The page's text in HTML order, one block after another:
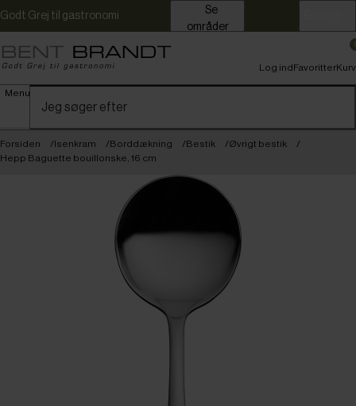
Godt Grej til gastronomi
områder
Menu
Log indFavoritterKurv
Forsiden Isenkram Borddækning Bestik
Øvrigt bestik
Hepp Baguette bouillonske, 16 cm